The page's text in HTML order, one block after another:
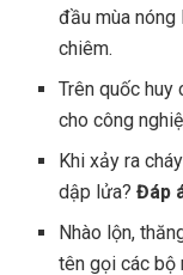
đầu mùa
chiêm.
Trên quốc huy
cho công
Khi xảy ra
dập lửa?Đáp
Nhào lộn,
tên gọi các bộ